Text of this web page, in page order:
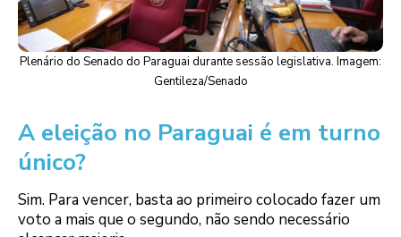
Plenário do Senado do Paraguai durante sessão legislativa. Imagem:
Gentileza/Senado
A eleição no Paraguai é em turno
único?
Sim. Para vencer, basta ao primeiro colocado fazer um
voto a mais que o segundo, não sendo necessário